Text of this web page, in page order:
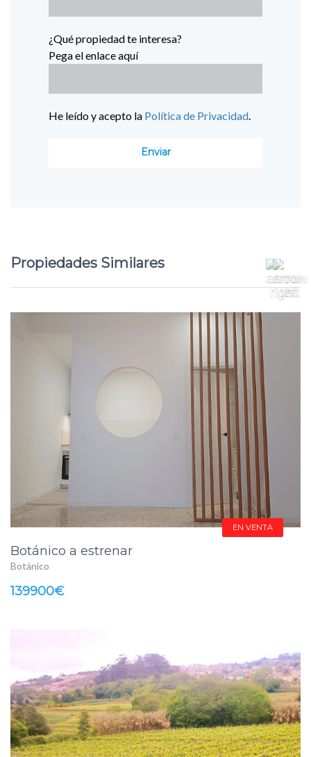
¿Qué propiedad te interesa?
Pega el enlace aquí
He leído y acepto la Política de Privacidad
Propiedades Similares
EN VENTA
Botánico a estrenar
Botánico
139900€